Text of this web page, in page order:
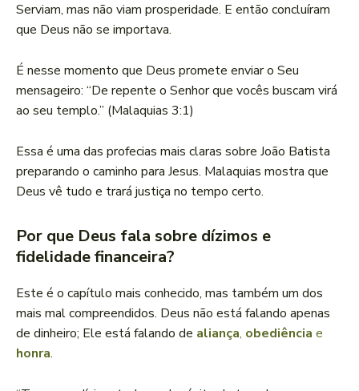
Serviam, mas não viam prosperidade. E então concluíram
que Deus não se importava.
É nesse momento que Deus promete enviar o Seu
mensageiro: “De repente o Senhor que vocês buscam virá
ao seu templo.” (Malaquias 3:1)
Essa é uma das profecias mais claras sobre João Batista
preparando o caminho para Jesus. Malaquias mostra que
Deus vê tudo e trará justiça no tempo certo.
Por que Deus fala sobre dízimos e
fidelidade financeira?
Este é o capítulo mais conhecido, mas também um dos
mais mal compreendidos. Deus não está falando apenas
de dinheiro; Ele está falando de aliança, obediência e
honra.